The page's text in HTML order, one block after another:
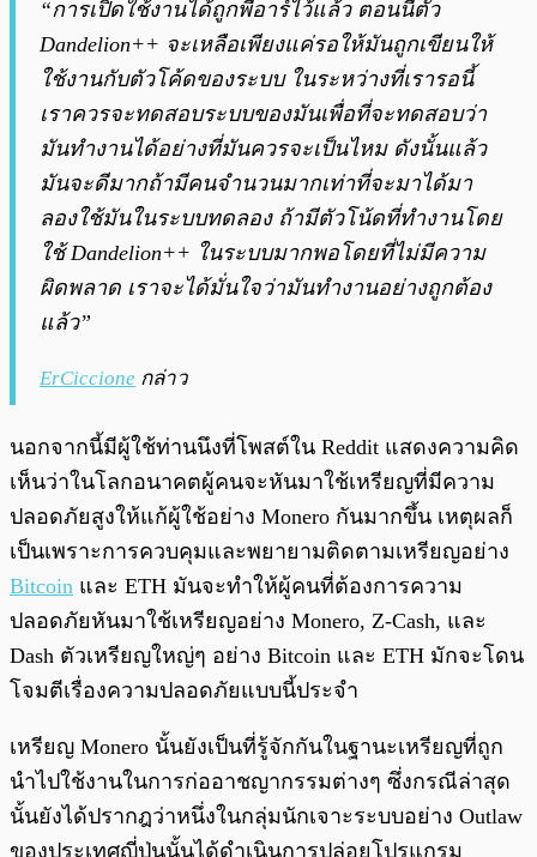
“การเปิดใช้งานได้ถูกพีอาร์ไว้แล้ว ตอนนี้ตัว
Dandelion++ จะเหลือเพียงแค่รอให้มันถูกเขียนให้
ใช้งานกับตัวโค้ดของระบบ ในระหว่างที่เรารอนี้
เราควรจะทดสอบระบบของมันเพื่อที่จะทดสอบว่า
มันทำงานได้อย่างที่มันควรจะเป็นไหม ดังนั้นแล้ว
มันจะดีมากถ้ามีคนจำนวนมากเท่าที่จะมาได้มา
ลองใช้มันในระบบทดลอง ถ้ามีตัวโน้ดที่ทำงานโดย
ใช้ Dandelion++ ในระบบมากพอโดยที่ไม่มีความ
ผิดพลาด เราจะได้มั่นใจว่ามันทำงานอย่างถูกต้อง
แล้ว”
ErCiccione กล่าว
นอกจากนี้มีผู้ใช้ท่านนึงที่โพสต์ใน Reddit แสดงความคิด
เห็นว่าในโลกอนาคตผู้คนจะหันมาใช้เหรียญที่มีความ
ปลอดภัยสูงให้แก้ผู้ใช้อย่าง Monero กันมากขึ้น เหตุผลก็
เป็นเพราะการควบคุมและพยายามติดตามเหรียญอย่าง
Bitcoin และ ETH มันจะทำให้ผู้คนที่ต้องการความ
ปลอดภัยหันมาใช้เหรียญอย่าง Monero, Z-Cash, และ
Dash ตัวเหรียญใหญ่ๆ อย่าง Bitcoin และ ETH มักจะโดน
โจมตีเรื่องความปลอดภัยแบบนี้ประจำ
เหรียญ Monero นั้นยังเป็นที่รู้จักกันในฐานะเหรียญที่ถูก
นำไปใช้งานในการก่ออาชญากรรมต่างๆ ซึ่งกรณีล่าสุด
นั้นยังได้ปรากฎว่าหนึ่งในกลุ่มนักเจาะระบบอย่าง Outlaw
ของประเทศญี่ปุ่นนั้นได้ดำเนินการปล่อยโปรแกรม